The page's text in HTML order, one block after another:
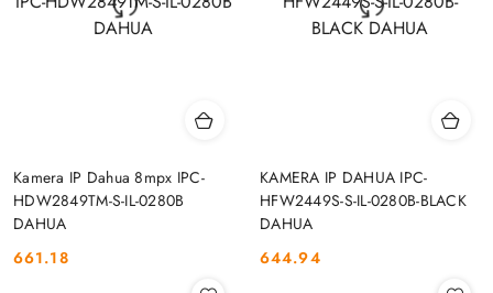
Kamera IP Dahua 8mpx IPC-
HDW2849TM-S-IL-0280B
DAHUA
Cena:
661.18
KAMERA IP DAHUA IPC-
HFW2449S-S-IL-0280B-BLACK
DAHUA
Cena:
644.94